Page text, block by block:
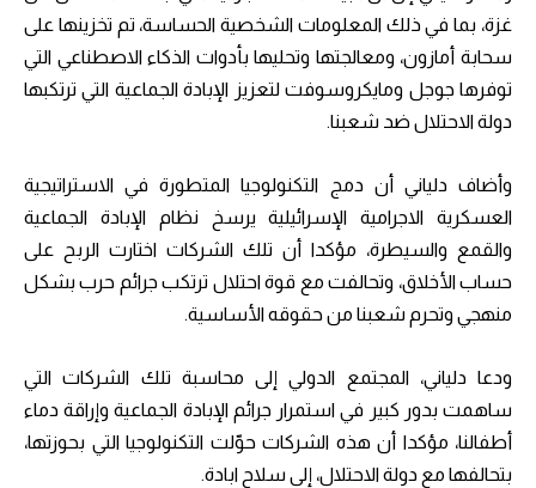
غزة، بما في ذلك المعلومات الشخصية الحساسة، تم تخزينها على
سحابة أمازون، ومعالجتها وتحليها بأدوات الذكاء الاصطناعي التي
توفرها جوجل ومايكروسوفت لتعزيز الإبادة الجماعية التي ترتكبها
دولة الاحتلال ضد شعبنا.
وأضاف دلياني أن دمج التكنولوجيا المتطورة في الاستراتيجية
العسكرية الاجرامية الإسرائيلية يرسخ نظام الإبادة الجماعية
والقمع والسيطرة، مؤكدا أن تلك الشركات اختارت الربح على
حساب الأخلاق، وتحالفت مع قوة احتلال ترتكب جرائم حرب بشكل
منهجي وتحرم شعبنا من حقوقه الأساسية.
ودعا دلياني، المجتمع الدولي إلى محاسبة تلك الشركات التي
ساهمت بدور كبير في استمرار جرائم الإبادة الجماعية وإراقة دماء
أطفالنا، مؤكدا أن هذه الشركات حوّلت التكنولوجيا التي بحوزتها،
بتحالفها مع دولة الاحتلال، إلى سلاح ابادة.